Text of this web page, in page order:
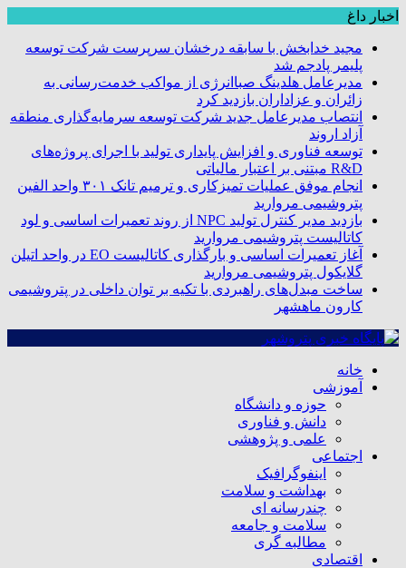
اخبار داغ
مجید خدابخش با سابقه درخشان سرپرست شرکت توسعه
پلیمر پادجم شد
مدیرعامل هلدینگ صباانرژی از مواکب خدمت‌رسانی به
زائران و عزاداران بازدید کرد
انتصاب مدیرعامل جدید شرکت توسعه سرمایه‌گذاری منطقه
آزاد اروند
توسعه فناوری و افزایش پایداری تولید با اجرای پروژه‌های
R&D مبتنی بر اعتبار مالیاتی
انجام موفق عملیات تمیزکاری و ترمیم تانک ۳۰۱ واحد الفین
پتروشیمی مروارید
بازدید مدیر کنترل تولید NPC از روند تعمیرات اساسی و لود
کاتالیست پتروشیمی مروارید
آغاز تعمیرات اساسی و بارگذاری کاتالیست EO در واحد اتیلن
گلایکول پتروشیمی مروارید
ساخت مبدل‌های راهبردی با تکیه بر توان داخلی در پتروشیمی
کارون ماهشهر
خانه
آموزشی
حوزه و دانشگاه
دانش و فناوری
علمی و پژوهشی
اجتماعی
اینفوگرافیک
بهداشت و سلامت
چندرسانه ای
سلامت و جامعه
مطالبه گری
اقتصادی